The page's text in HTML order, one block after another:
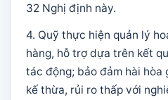
32 Nghị định này.
4. Quỹ thực hiện quản lý
hàng, hỗ trợ dựa trên kết
tác động; bảo đảm hài hòa
kế thừa, rủi ro thấp với